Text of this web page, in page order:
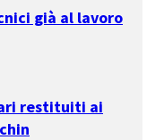
già al lavoro
restituiti ai